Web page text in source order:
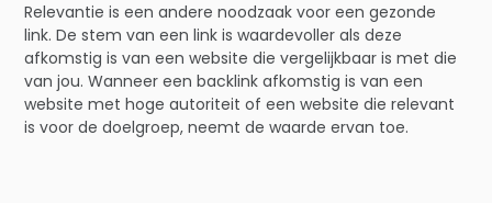
Relevantie is een andere noodzaak voor een gezonde
link. De stem van een link is waardevoller als deze
afkomstig is van een website die vergelijkbaar is met die
van jou. Wanneer een backlink afkomstig is van een
website met hoge autoriteit of een website die relevant
is voor de doelgroep, neemt de waarde ervan toe.